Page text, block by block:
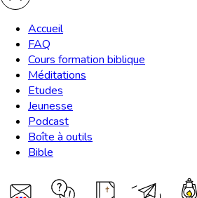
Accueil
FAQ
Cours formation biblique
Méditations
Etudes
Jeunesse
Podcast
Boîte à outils
Bible